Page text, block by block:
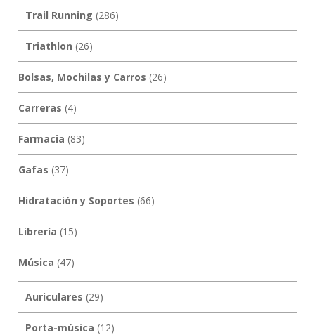
Trail Running (286)
Triathlon (26)
Bolsas, Mochilas y Carros (26)
Carreras (4)
Farmacia (83)
Gafas (37)
Hidratación y Soportes (66)
Librería (15)
Música (47)
Auriculares (29)
Porta-música (12)